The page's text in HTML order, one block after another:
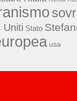
Uniti Stato
usa